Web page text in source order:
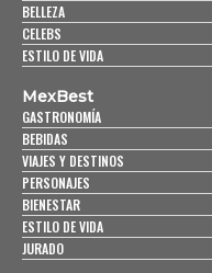
BELLEZA
CELEBS
ESTILO DE VIDA
MexBest
GASTRONOMÍA
BEBIDAS
VIAJES Y DESTINOS
PERSONAJES
BIENESTAR
ESTILO DE VIDA
JURADO